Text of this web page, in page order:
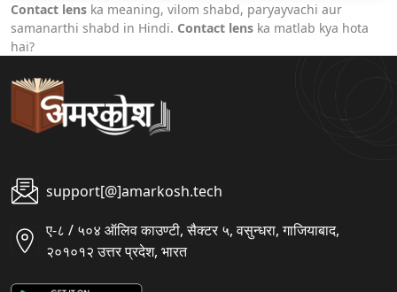
Contact lens ka meaning, vilom shabd, paryayvachi aur
samanarthi shabd in Hindi. Contact lens ka matlab kya hota
hai?
support[@]amarkosh.tech
ए-८ / ५०४ ऑलिव काउण्टी, सैक्टर ५, वसुन्धरा, गाजियाबाद,
२०१०१२ उत्तर प्रदेश, भारत